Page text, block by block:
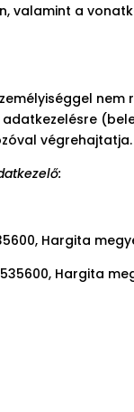
valamint a
végrehajtatja.
Hargita
Hargita